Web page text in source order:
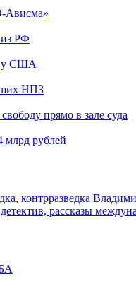
Ависма»
из РФ
у США
НПЗ
прямо в зале суда
млрд рублей
контрразведка
рассказы